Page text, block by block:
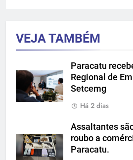
VEJA TAMBÉM
Paracatu
Regional de
Setcemg
Há 2 dias
Assaltantes
roubo a
Paracatu.